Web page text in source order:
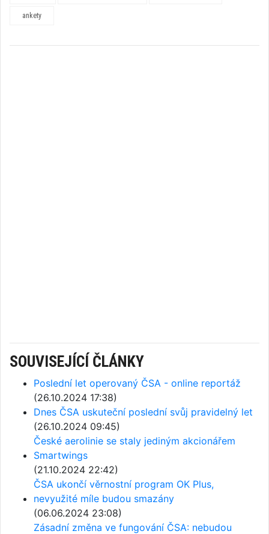
ankety
SOUVISEJÍCÍ ČLÁNKY
Poslední let operovaný ČSA - online reportáž
(26.10.2024 17:38)
Dnes ČSA uskuteční poslední svůj pravidelný let
(26.10.2024 09:45)
České aerolinie se staly jediným akcionářem
Smartwings
(21.10.2024 22:42)
ČSA ukončí věrnostní program OK Plus,
nevyužité míle budou smazány
(06.06.2024 23:08)
Zásadní změna ve fungování ČSA: nebudou